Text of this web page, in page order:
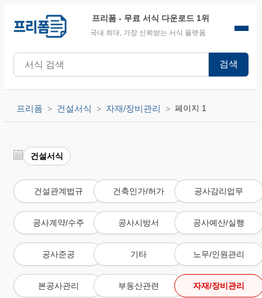
프리폼 - 무료 서식 다운로드 1위
국내 최대, 가장 신뢰받는 서식 플랫폼
검색
프리폼 건설서식 자재/장비관리 페이지 1
건설서식
건설관계법규 건축인가/허가 공사감리업무
공사계약/수주 공사시방서 공사예산/실행
공사준공 기타 노무/인원관리
본공사관리 부동산관련 자재/장비관리